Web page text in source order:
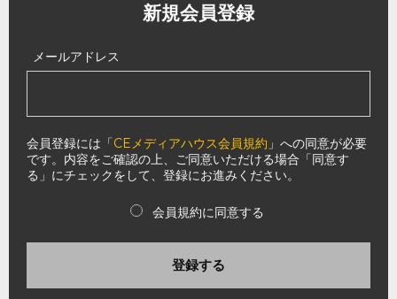
新規会員登録
メールアドレス
会員登録には「CEメディアハウス会員規約 」への同意が必要
です。内容をご確認の上、ご同意いただける場合「同意す
る」にチェックをして、登録にお進みください。
会員規約に同意する
登録する